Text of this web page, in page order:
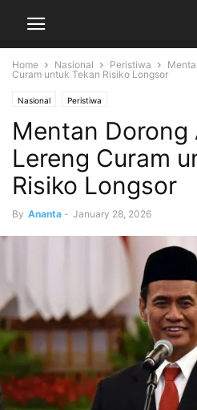
Home Nasional Peristiwa
Curam untuk Tekan Risiko Longsor
Nasional Peristiwa
Mentan Dorong
Lereng Curam
Risiko Longsor
By Ananta - January 28, 2026